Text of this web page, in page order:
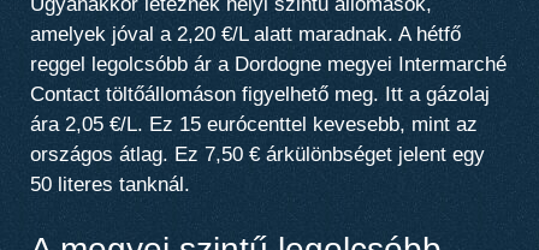
amelyek jóval a 2,20 €/L alatt maradnak. A hétfő
reggel legolcsóbb ár a Dordogne megyei Intermarché
Contact töltőállomáson figyelhető meg. Itt a gázolaj
ára 2,05 €/L. Ez 15 eurócenttel kevesebb, mint az
országos átlag. Ez 7,50 € árkülönbséget jelent egy
50 literes tanknál.